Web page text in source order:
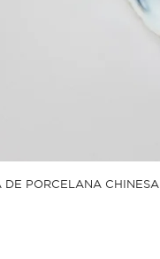
DE PORCELANA CHINESA